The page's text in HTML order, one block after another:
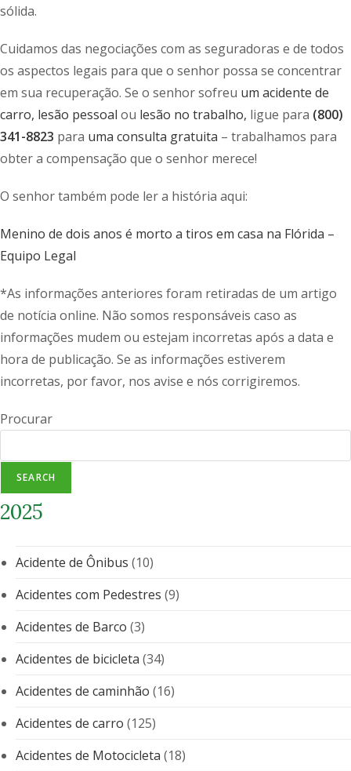
sólida.
Cuidamos das negociações com as seguradoras e de todos
os aspectos legais para que o senhor possa se concentrar
em sua recuperação. Se o senhor sofreu um acidente de
carro, lesão pessoal ou lesão no trabalho, ligue para (800)
341-8823 para uma consulta gratuita – trabalhamos para
obter a compensação que o senhor merece!
O senhor também pode ler a história aqui:
Menino de dois anos é morto a tiros em casa na Flórida –
Equipo Legal
*As informações anteriores foram retiradas de um artigo
de notícia online. Não somos responsáveis caso as
informações mudem ou estejam incorretas após a data e
hora de publicação. Se as informações estiverem
incorretas, por favor, nos avise e nós corrigiremos.
Procurar
SEARCH
2025
Acidente de Ônibus (10)
Acidentes com Pedestres (9)
Acidentes de Barco (3)
Acidentes de bicicleta (34)
Acidentes de caminhão (16)
Acidentes de carro (125)
Acidentes de Motocicleta (18)